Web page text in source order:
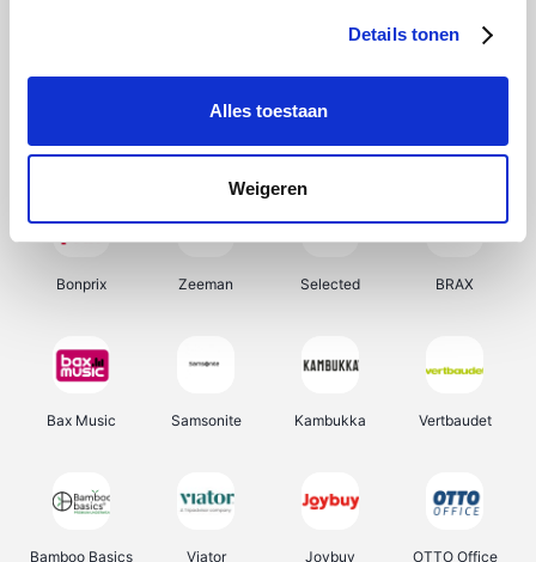
Details tonen
Alles toestaan
Weigeren
My Jewellery Tennis Point Samsung Delonghi
Bonprix Zeeman Selected BRAX
Bax Music Samsonite Kambukka Vertbaudet
Bamboo Basics Viator Joybuy OTTO Office